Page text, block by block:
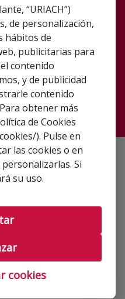
ENVÍO GRATIS
ahora
más cercana
“URIACH”)
de personalización,
hábitos de
publicitarias para
contenido
y de publicidad
contenido
obtener más
de Cookies
). Pulse en
las cookies o en
Si
su uso.
cookies